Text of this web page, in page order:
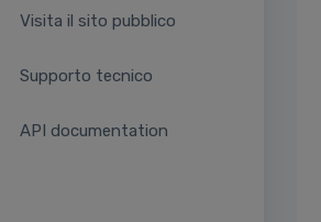
Visita il sito pubblico
Supporto tecnico
API documentation